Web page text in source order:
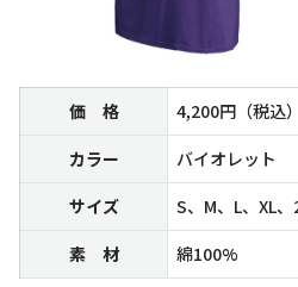
価 格
4,200円（税込）
カラー
バイオレット
サイズ
S、M、L、XL、
素 材
綿100%